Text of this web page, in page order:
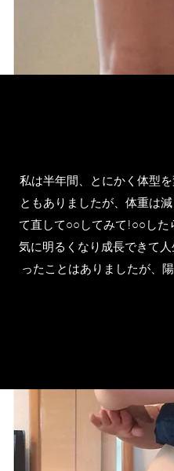
私は半年間、とにかく体型
ともありましたが、体重は
て直して○○してみて!○○した
気に明るくなり成長できて
ったことはありましたが、